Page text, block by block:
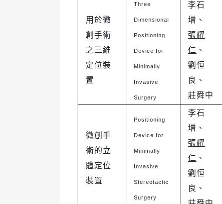
用於微
創手術
之三維
定位裝
置
Three
Dimensional
Positioning
Device for
Minimally
Invasive
Surgery
李石
增、
張耀
仁 、
劉恒
良、
莊舜中
微創手
術的立
體定位
裝置
Positioning
Device for
Minimally
Invasive
Stereotactic
Surgery
李石
增、
張耀
仁 、
劉恒
良、